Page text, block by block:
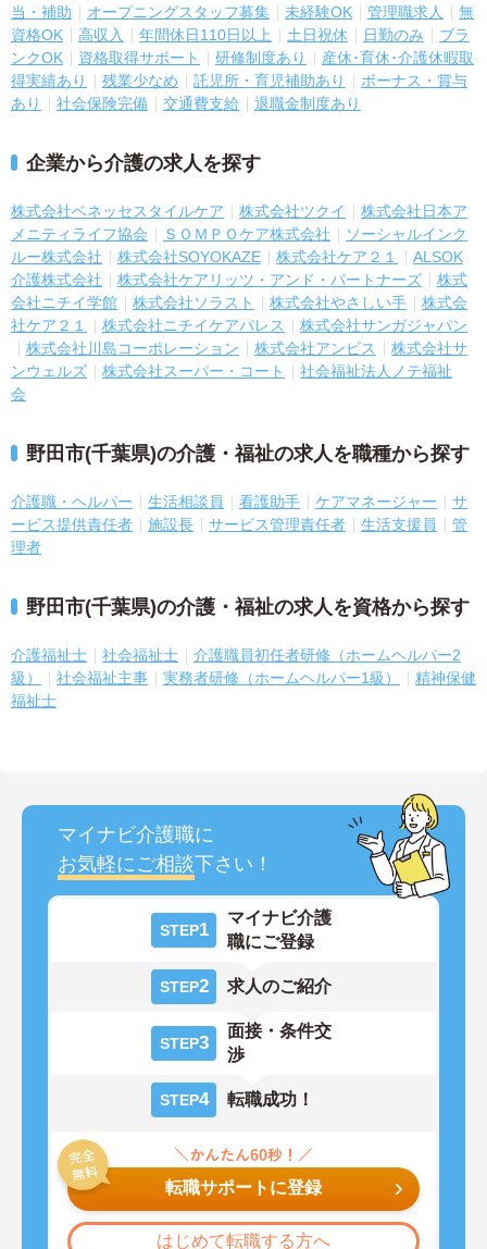
当・補助
オープニングスタッフ募集 未経験OK 管理職求人
無
資格OK
高収入 年間休日110日以上 土日祝休 日勤のみ
ブラ
ンクOK
資格取得サポート 研修制度あり
産休･育休･介護休暇取
得実績あり
残業少なめ 託児所・育児補助あり
ボーナス・賞与
あり
社会保険完備 交通費支給 退職金制度あり
企業から介護の求人を探す
株式会社ベネッセスタイルケア 株式会社ツクイ
株式会社日本ア
メニティライフ協会
ＳＯＭＰＯケア株式会社
ソーシャルインク
ルー株式会社
株式会社SOYOKAZE 株式会社ケア２１
ALSOK
介護株式会社
株式会社ケアリッツ・アンド・パートナーズ
株式
会社ニチイ学館
株式会社ソラスト 株式会社やさしい手
株式会
社ケア２１
株式会社ニチイケアパレス
株式会社サンガジャパン
株式会社川島コーポレーション
株式会社アンビス
株式会社サ
ンウェルズ
株式会社スーパー・コート
社会福祉法人ノテ福祉
会
野田市(千葉県)の介護・福祉の求人を職種から探す
介護職・ヘルパー 生活相談員 看護助手 ケアマネージャー
サ
ービス提供責任者
施設長 サービス管理責任者 生活支援員
管
理者
野田市(千葉県)の介護・福祉の求人を資格から探す
介護福祉士 社会福祉士
介護職員初任者研修（ホームヘルパー2
級）
社会福祉主事 実務者研修（ホームヘルパー1級）
精神保健
福祉士
マイナビ介護職に
お気軽にご相談下さい！
STEP1
マイナビ介護
職にご登録
STEP2 求人のご紹介
STEP3
面接・条件交
渉
STEP4 転職成功！
転職サポートに登録
はじめて転職する方へ